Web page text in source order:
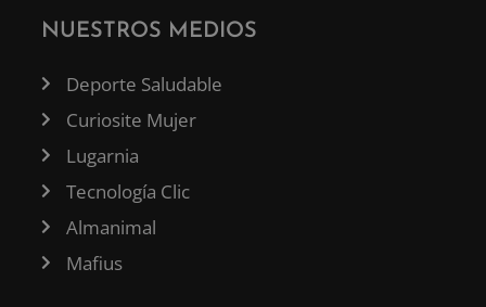
NUESTROS MEDIOS
Deporte Saludable
Curiosite Mujer
Lugarnia
Tecnología Clic
Almanimal
Mafius